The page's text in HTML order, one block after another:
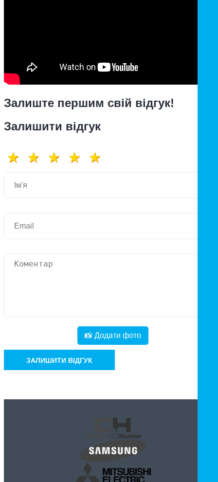
Залиште першим свій відгук!
Залишити відгук
📸 Додати фото
ЗАЛИШИТИ ВІДГУК